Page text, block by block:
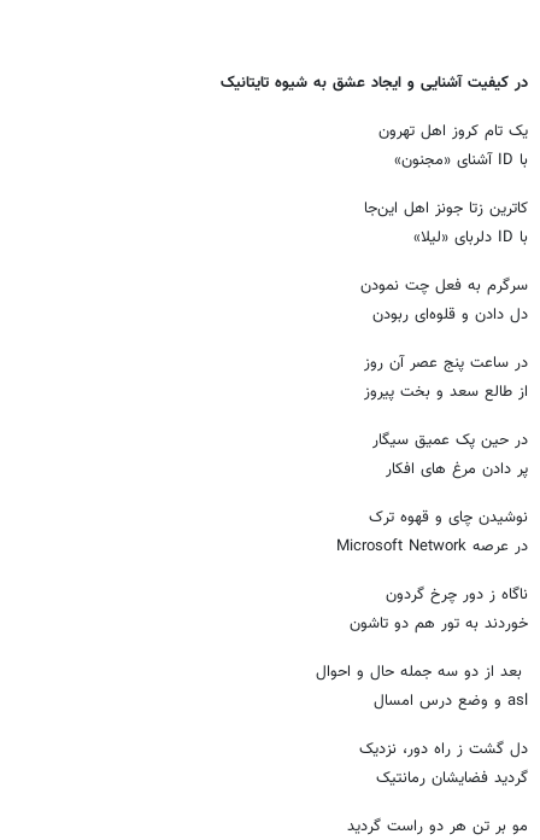
در کیفیت آشنایی و ایجاد عشق به شیوه تایتانیک
یک تام کروز اهل تهرون
با ID آشنای «مجنون»
کاترین زتا جونز اهل این‌جا
با ID دلربای «لیلا»
سرگرم به فعل چت نمودن
دل دادن و قلوه‌ای ربودن
در ساعت پنج عصر آن روز
از طالع سعد و بخت پیروز
در حین پک عمیق سیگار
پر دادن مرغ های افکار
نوشیدن چای و قهوه ترک
در عرصه Microsoft Network
ناگاه ز دور چرخ گردون
خوردند به تور هم دو تاشون
بعد از دو سه جمله حال و احوال
asl و وضع درس امسال
دل گشت ز راه دور، نزدیک
گردید فضایشان رمانتیک
مو بر تن هر دو راست گردید